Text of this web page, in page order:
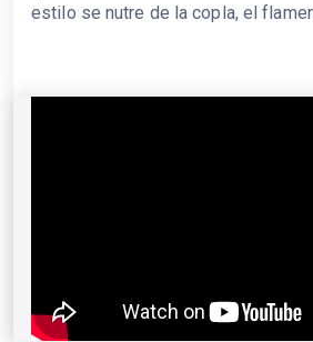
estilo se nutre de la copla, el
Noches del Botánico, a donde llega
exitosa gira “Me prometo” (o mejor